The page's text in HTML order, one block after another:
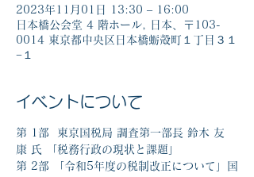
2023年11月01日 13:30 – 16:00
日本橋公会堂 4 階ホール, 日本、〒103-
0014 東京都中央区日本橋蛎殻町１丁目３１
−１
イベントについて
第 1部  東京国税局 調査第一部長 鈴木 友
康 氏 「税務行政の現状と課題」
第 2部 「令和5年度の税制改正について」国